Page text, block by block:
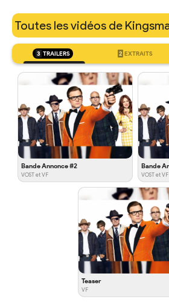
Toutes les vidéos de
3 TRAILERS 2 EXTRAITS
Bande Annonce #2
VOST et VF
Bande
VOST et VF
Teaser
VF